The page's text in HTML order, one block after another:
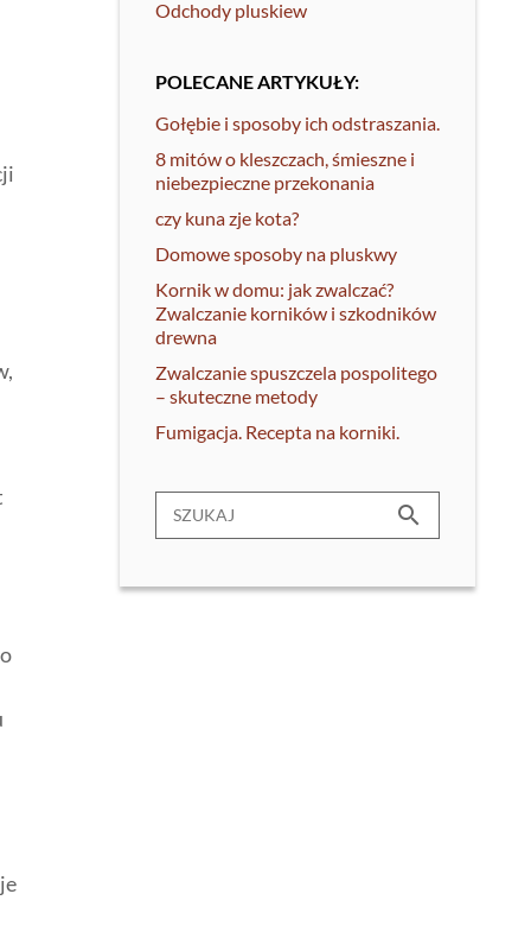
Odchody pluskiew
POLECANE ARTYKUŁY:
Gołębie i sposoby ich odstraszania.
8 mitów o kleszczach, śmieszne i
niebezpieczne przekonania
czy kuna zje kota?
Domowe sposoby na pluskwy
Kornik w domu: jak zwalczać?
Zwalczanie korników i szkodników
drewna
Zwalczanie spuszczela pospolitego
– skuteczne metody
Fumigacja. Recepta na korniki.
search